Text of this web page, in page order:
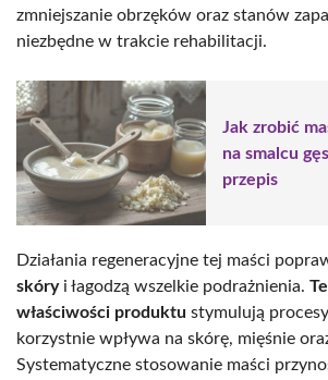
zmniejszanie obrzęków oraz stanów
niezbędne w trakcie rehabilitacji.
Jak zrobić
na smalcu
przepis
Działania regeneracyjne tej maści
skóryi łagodzą wszelkie podrażnienia.
właściwości produktu stymulują
korzystnie wpływa na skórę, mięśnie
Systematyczne stosowanie maści